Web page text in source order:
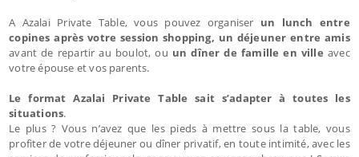
A Azalai Private Table, vous pouvez organiser un lunch entre
copines après votre session shopping, un déjeuner entre amis
avant de repartir au boulot, ou un dîner de famille en ville avec
votre épouse et vos parents.
Le format Azalai Private Table sait s’adapter à toutes les
situations.
Le plus ? Vous n’avez que les pieds à mettre sous la table, vous
profiter de votre déjeuner ou dîner privatif, en toute intimité, avec les